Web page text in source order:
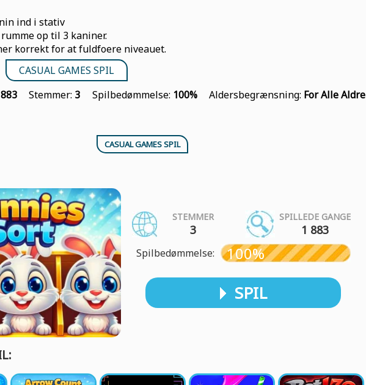
ind i stativ
op til 3 kaniner.
korrekt for at fuldfoere niveauet.
CASUAL GAMES SPIL
Stemmer: 3 Spilbedømmelse: 100% Aldersbegrænsning: For Alle Aldre
CASUAL GAMES SPIL
STEMMER
3
SPILLEDE GANGE
1 883
Spilbedømmelse: 100%
SPIL